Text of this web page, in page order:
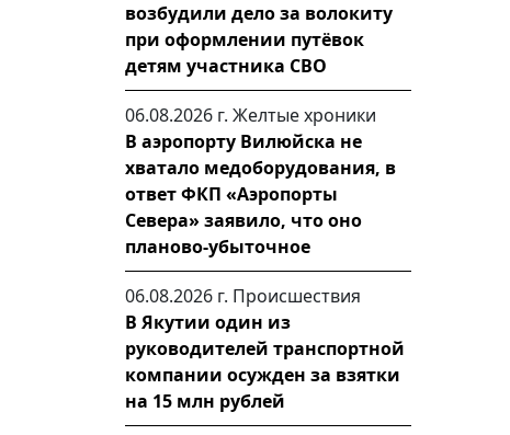
возбудили дело за волокиту
при оформлении путёвок
детям участника СВО
06.08.2026 г. Желтые хроники
В аэропорту Вилюйска не
хватало медоборудования, в
ответ ФКП «Аэропорты
Севера» заявило, что оно
планово-убыточное
06.08.2026 г. Происшествия
В Якутии один из
руководителей транспортной
компании осужден за взятки
на 15 млн рублей